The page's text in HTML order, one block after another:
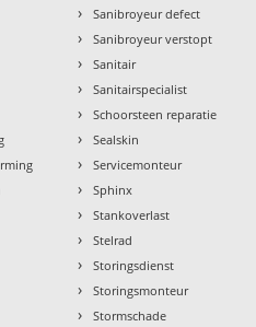
› Sanibroyeur defect
› Sanibroyeur verstopt
› Sanitair
› Sanitairspecialist
› Schoorsteen reparatie
› Sealskin
› Servicemonteur
› Sphinx
› Stankoverlast
› Stelrad
› Storingsdienst
› Storingsmonteur
› Stormschade